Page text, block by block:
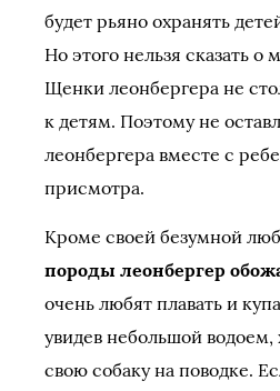
будет рьяно охранять
Но этого нельзя сказать о
Щенки леонбергера не
к детям. Поэтому не
леонбергера вместе с
присмотра.
Кроме своей безумной
породы леонбергер
очень любят плавать и
увидев небольшой
свою собаку на поводке.